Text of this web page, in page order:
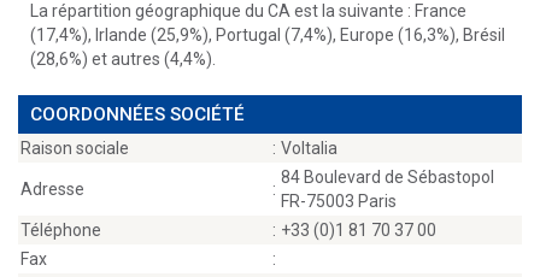
La répartition géographique du CA est la suivante : France
(17,4%), Irlande (25,9%), Portugal (7,4%), Europe (16,3%), Brésil
(28,6%) et autres (4,4%).
COORDONNÉES SOCIÉTÉ
Raison sociale : Voltalia
Adresse :
84 Boulevard de Sébastopol
FR-75003 Paris
Téléphone
: +33 (0)1 81 70 37 00
Fax
: